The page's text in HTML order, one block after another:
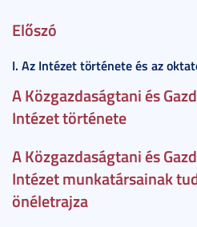
Előszó
I. Az Intézet története és az
A Közgazdaságtani és
Intézet története
A Közgazdaságtani és
Intézet munkatársainak
önéletrajza